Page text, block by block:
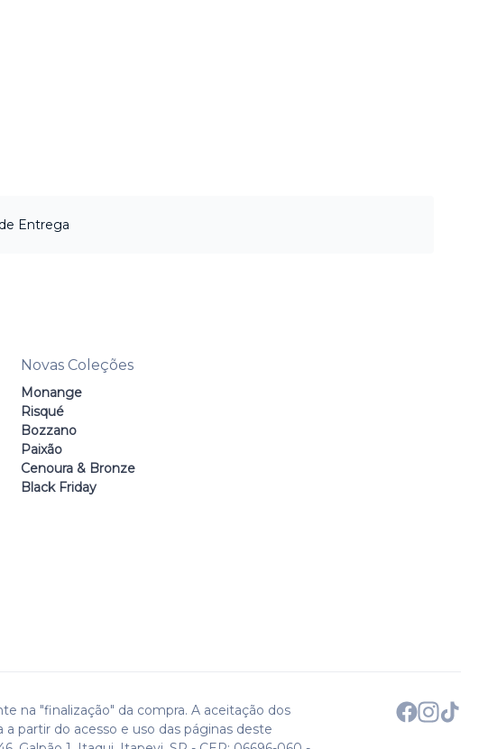
Entrega
Novas Coleções
Monange
Risqué
Bozzano
Paixão
Cenoura & Bronze
Black Friday
na "finalização" da compra. A aceitação dos
partir do acesso e uso das páginas deste